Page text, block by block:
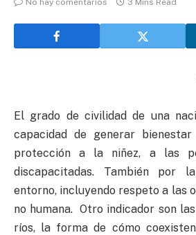
No hay comentarios
3 Mins Read
El grado de civilidad de una
capacidad de generar bienestar
protección a la niñez, a las
discapacitadas. También por
entorno, incluyendo respeto a las
no humana. Otro indicador son
ríos, la forma de cómo